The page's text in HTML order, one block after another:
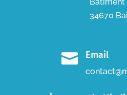
34670
 Email